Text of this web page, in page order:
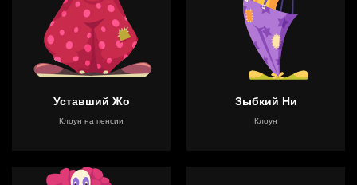
Уставший Жо
Клоун на пенсии
Зыбкий Ни
Клоун